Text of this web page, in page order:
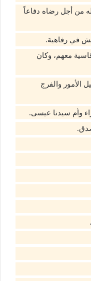
من أجل رضاه دفاعاً
في رفاهية.
معهم، وكان
الأمور والفرج
وأم سيدنا عيسى.